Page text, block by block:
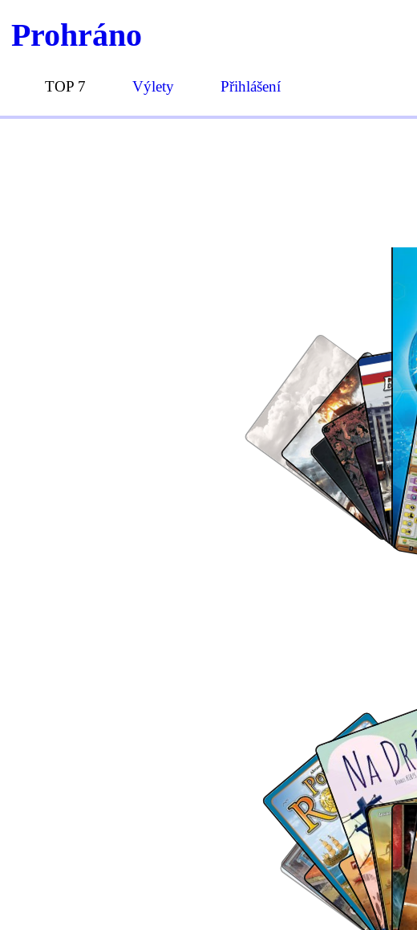
Prohráno
TOP 7 Výlety Přihlášení